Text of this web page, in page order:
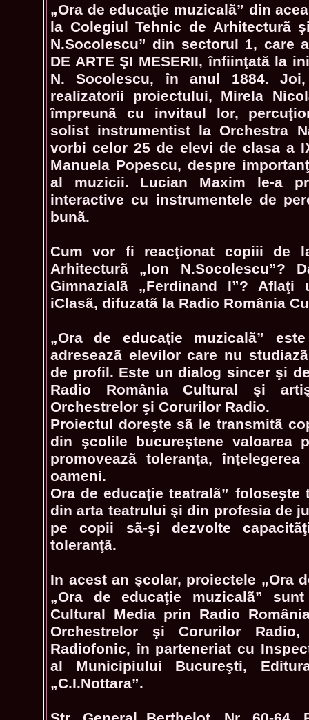
„Ora de educaţie muzicalã” din
la Colegiul Tehnic de Arhitecturã
N.Socolescu” din sectorul 1, care
DE ARTE ŞI MESERII, înfiinţată la
N. Socolescu, în anul 1884.
realizatorii proiectului, Mirela
împreunã cu invitaul lor,
solist instrumentist la Orchestra
vorbi celor 25 de elevi de clasa a
Manuela Popescu, despre
al muzicii. Lucian Maxim le-a
interactive cu instrumentele de
bunã.
Cum vor fi reacţionat copiii de
Arhitecturã „Ion N.Socolescu”?
Gimnazialã „Ferdinand I”? Aflaţi
iClasã, difuzatã la Radio România
„Ora de educaţie muzicalã”
adreseazã elevilor care nu
de profil. Este un dialog sincer şi
Radio România Cultural şi
Orchestrelor şi Corurilor Radio.
Proiectul doreşte sã le transmitã
din şcolile bucureştene valoarea
promoveazã toleranţa,
oameni.
Ora de educaţie teatralã” foloseşte
din arta teatrului şi din profesia de
pe copii sã-şi dezvolte
toleranţã.
In acest an şcolar, proiectele „Ora
„Ora de educaţie muzicalã”
Cultural Media prin Radio
Orchestrelor şi Corurilor
Radiofonic, în parteneriat cu
al Municipiului Bucureşti,
„C.I.Nottara”.